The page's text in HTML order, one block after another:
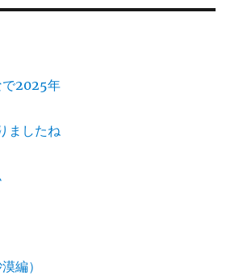
で2025年
ましたね
編）